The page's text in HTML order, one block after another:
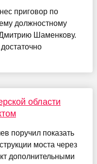
приговор по
должностному
Шаменкову.
области
поручил показать
моста через
дополнительными